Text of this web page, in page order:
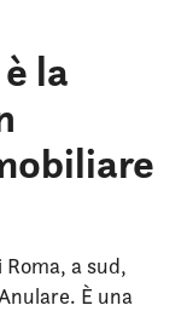
la
a sud,
È una